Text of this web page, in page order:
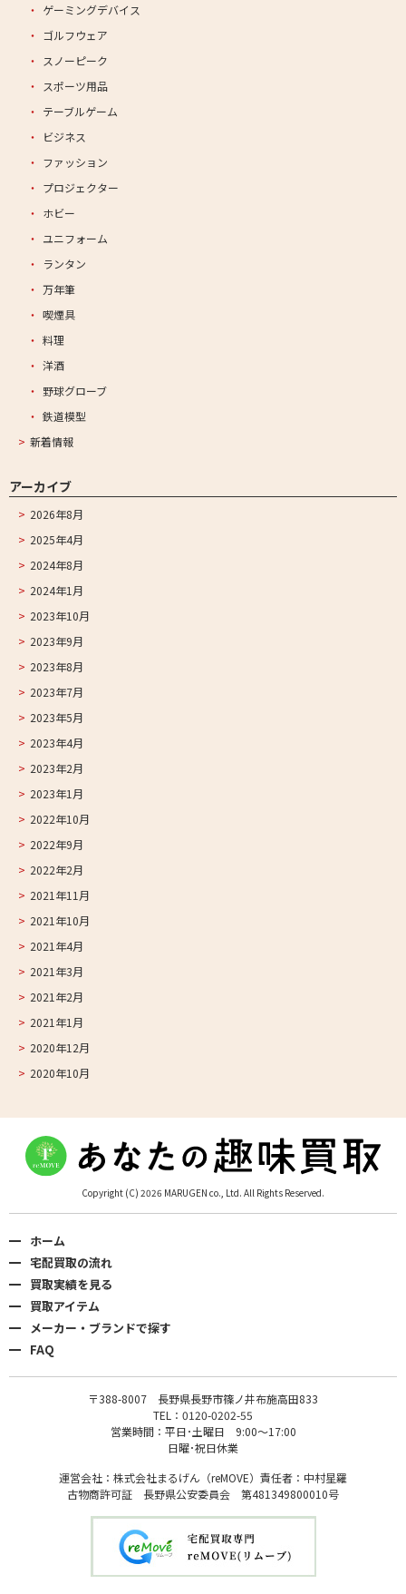
ゲーミングデバイス
ゴルフウェア
スノーピーク
スポーツ用品
テーブルゲーム
ビジネス
ファッション
プロジェクター
ホビー
ユニフォーム
ランタン
万年筆
喫煙具
料理
洋酒
野球グローブ
鉄道模型
新着情報
アーカイブ
2026年8月
2025年4月
2024年8月
2024年1月
2023年10月
2023年9月
2023年8月
2023年7月
2023年5月
2023年4月
2023年2月
2023年1月
2022年10月
2022年9月
2022年2月
2021年11月
2021年10月
2021年4月
2021年3月
2021年2月
2021年1月
2020年12月
2020年10月
Copyright (C) 2026 MARUGEN co., Ltd. All Rights Reserved.
ホーム
宅配買取の流れ
買取実績を見る
買取アイテム
メーカー・ブランドで探す
FAQ
〒388-8007 長野県長野市篠ノ井布施高田833
TEL：0120-0202-55
営業時間：平日･土曜日 9:00〜17:00
日曜･祝日休業
運営会社：株式会社まるげん（reMOVE）責任者：中村星羅
古物商許可証 長野県公安委員会 第481349800010号